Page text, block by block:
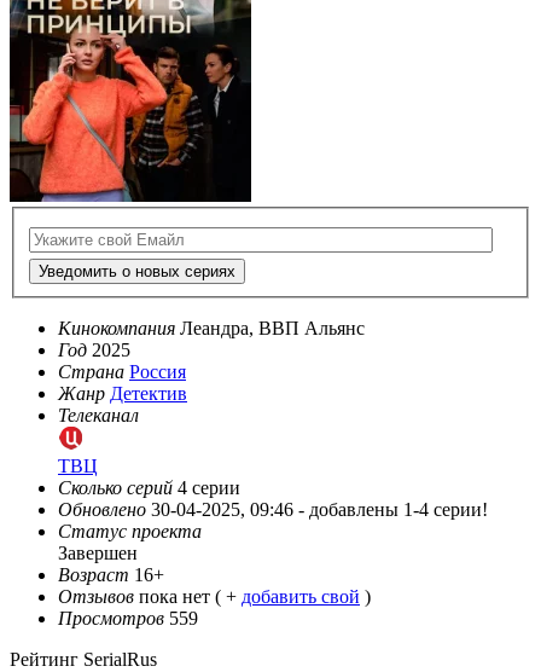
Уведомить о новых сериях
Кинокомпания Леандра, ВВП Альянс
Год 2025
Страна Россия
Жанр Детектив
Телеканал
ТВЦ
Сколько серий 4 серии
Обновлено 30-04-2025, 09:46 - добавлены 1-4 серии!
Статус проекта
Завершен
Возраст 16+
Отзывов пока нет ( + добавить свой )
Просмотров 559
Рейтинг SerialRus